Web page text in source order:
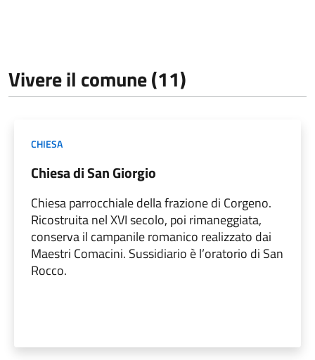
Vivere il comune (11)
CHIESA
Chiesa di San Giorgio
Chiesa parrocchiale della frazione di Corgeno.
Ricostruita nel XVI secolo, poi rimaneggiata,
conserva il campanile romanico realizzato dai
Maestri Comacini. Sussidiario è l’oratorio di San
Rocco.